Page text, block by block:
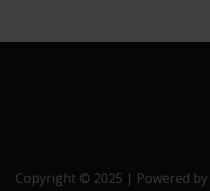
Copyright © 2025 | Powered by